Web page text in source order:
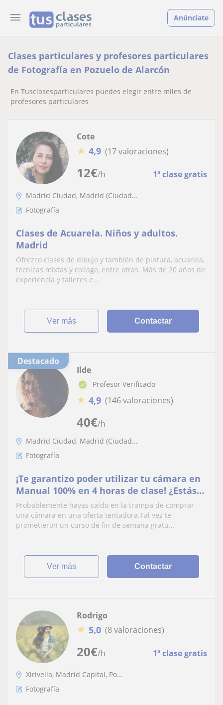
Anúnciate
Clases particulares y profesores particulares
de Fotografía en Pozuelo de Alarcón
En Tusclasesparticulares puedes elegir entre miles de
profesores particulares
12€/h 1ª clase gratis
Cote
★ 4,9 (17 valoraciones)
Madrid Ciudad, Madrid (Ciudad...
Fotografía
Clases de Acuarela. Niños y adultos.
Madrid
Ofrezco clases de dibujo y también de pintura, acuarela,
técnicas mixtas y collage, entre otras. Más de 20 años de
experiencia y talleres e...
ver más Contactar
Destacado
40€/h
Ilde
Profesor Verificado
★ 4,9 (146 valoraciones)
Madrid Ciudad, Madrid (Ciudad...
Fotografía
¡Te garantizo poder utilizar tu cámara en
Manual 100% en 4 horas de clase! ¿Estás
listo/a para llevar tu fotografía al
siguiente nivel?
Probablemente hayas caído en la trampa de comprar
una cámara en una oferta tentadora.Tal vez te
prometieron un curso de fin de semana gratu...
ver más Contactar
20€/h 1ª clase gratis
Rodrigo
★ 5,0 (8 valoraciones)
Xirivella, Madrid Capital, Po...
Fotografía